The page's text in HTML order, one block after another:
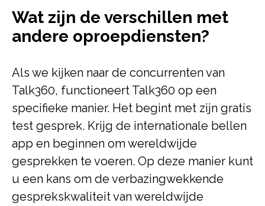
Wat zijn de verschillen met
andere oproepdiensten?
Als we kijken naar de concurrenten van
Talk360, functioneert Talk360 op een
specifieke manier. Het begint met zijn gratis
test gesprek. Krijg de internationale bellen
app en beginnen om wereldwijde
gesprekken te voeren. Op deze manier kunt
u een kans om de verbazingwekkende
gesprekskwaliteit van wereldwijde